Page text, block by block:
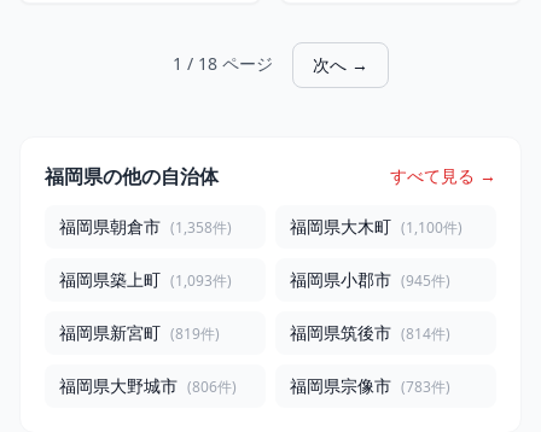
1 / 18 ページ 次へ →
福岡県の他の自治体 すべて見る →
福岡県朝倉市 (1,358件) 福岡県大木町 (1,100件)
福岡県築上町 (1,093件) 福岡県小郡市 (945件)
福岡県新宮町 (819件) 福岡県筑後市 (814件)
福岡県大野城市 (806件) 福岡県宗像市 (783件)